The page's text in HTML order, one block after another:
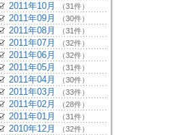
2011年10月 （31件）
2011年09月 （30件）
2011年08月 （31件）
2011年07月 （32件）
2011年06月 （32件）
2011年05月 （31件）
2011年04月 （30件）
2011年03月 （33件）
2011年02月 （28件）
2011年01月 （31件）
2010年12月 （32件）